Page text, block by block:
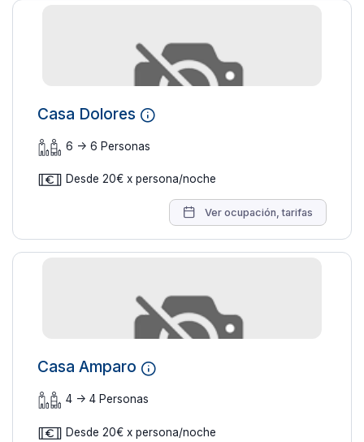
25 fotos
Casa Dolores
6 -> 6 Personas
Desde 20€ x persona/noche
Ver ocupación, tarifas
22 fotos
Casa Amparo
4 -> 4 Personas
Desde 20€ x persona/noche